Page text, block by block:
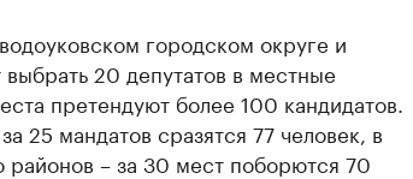
городском округе и
20 депутатов в местные
претендуют более 100 кандидатов.
25 мандатов сразятся 77 человек, в
районов – за 30 мест поборются 70